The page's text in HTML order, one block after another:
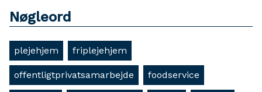
Nøgleord
plejehjem friplejehjem
offentligtprivatsamarbejde foodservice